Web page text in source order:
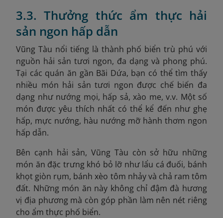
3.3. Thưởng thức ẩm thực hải
sản ngon hấp dẫn
Vũng Tàu nổi tiếng là thành phố biển trù phú với
nguồn hải sản tươi ngon, đa dạng và phong phú.
Tại các quán ăn gần Bãi Dứa, bạn có thể tìm thấy
nhiều món hải sản tươi ngon được chế biến đa
dạng như nướng mọi, hấp sả, xào me, v.v. Một số
món được yêu thích nhất có thể kể đến như ghẹ
hấp, mực nướng, hàu nướng mỡ hành thơm ngon
hấp dẫn.
Bên cạnh hải sản, Vũng Tàu còn sở hữu những
món ăn đặc trưng khó bỏ lỡ như lẩu cá đuối, bánh
khọt giòn rụm, bánh xèo tôm nhảy và chả ram tôm
đất. Những món ăn này không chỉ đậm đà hương
vị địa phương mà còn góp phần làm nên nét riêng
cho ẩm thực phố biển.